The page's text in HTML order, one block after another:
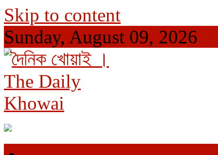
Skip to content
Sunday, August 09, 2026
দৈনিক খোয়াই । The Daily Khowai
Official Newspaper